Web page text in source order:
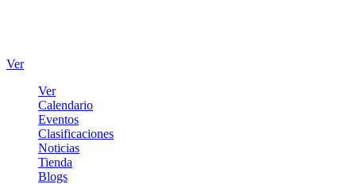
Ver
Ver
Calendario
Eventos
Clasificaciones
Noticias
Tienda
Blogs